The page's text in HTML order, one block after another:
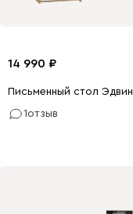
14 990
Письменный стол Эдвин
1отзыв